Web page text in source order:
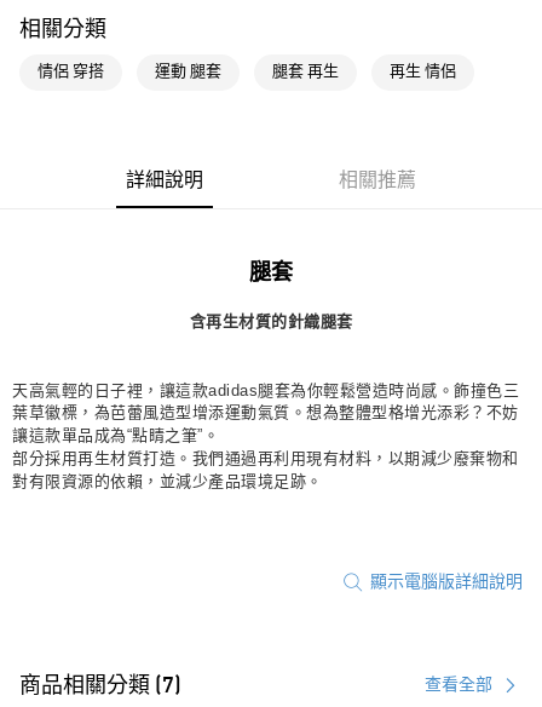
運送方式
每筆NT$80，滿NT$1,500(含以上)免運費
萊爾富取貨付款
每筆NT$80，滿NT$1,500(含以上)免運費
每筆NT$80，滿NT$1,500(含以上)免運費
付款後7-11取貨
每筆NT$80，滿NT$1,500(含以上)免運費
相關分類
情侶 穿搭 運動 腿套 腿套 再生 再生 情侶
詳細說明 相關推薦
腿套
含再生材質的針織腿套
天高氣輕的日子裡，讓這款adidas腿套為你輕鬆營造時尚感。飾撞色三
葉草徽標，為芭蕾風造型增添運動氣質。想為整體型格增光添彩？不妨
讓這款單品成為“點睛之筆”。
部分採用再生材質打造。我們通過再利用現有材料，以期減少廢棄物和
對有限資源的依賴，並減少產品環境足跡。
顯示電腦版詳細說明
商品相關分類 (7) 查看全部